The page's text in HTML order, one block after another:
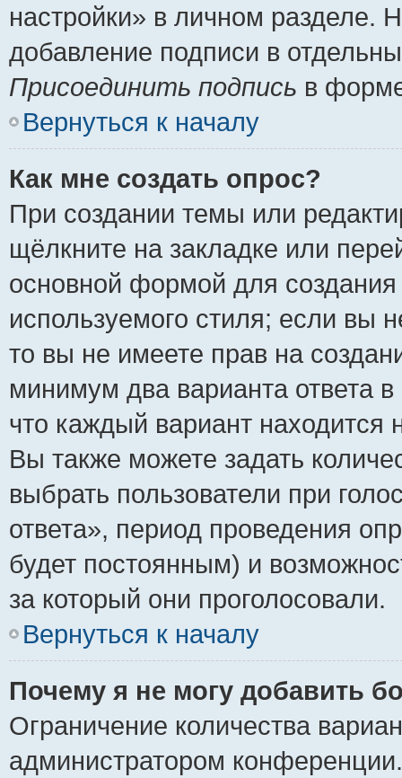
настройки» в личном разделе.
добавление подписи в
Присоединить подпись в
Вернуться к началу
Как мне создать опрос?
При создании темы или
щёлкните на закладке или
основной формой для
используемого стиля; если вы
то вы не имеете прав на
минимум два варианта ответа
что каждый вариант находится
Вы также можете задать
выбрать пользователи при
ответа», период проведения
будет постоянным) и
за который они проголосовали.
Вернуться к началу
Почему я не могу добавить
Ограничение количества
администратором